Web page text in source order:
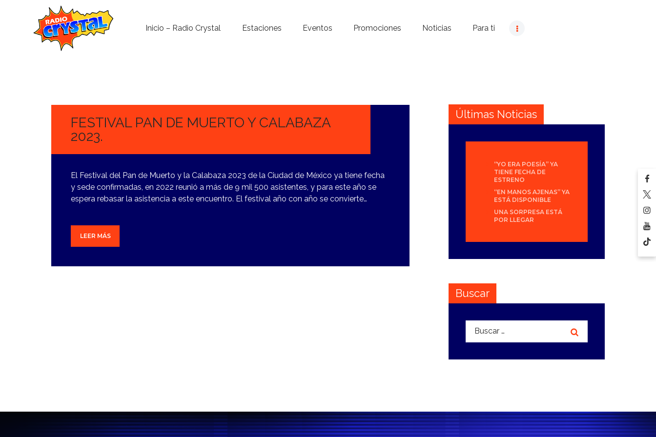
Inicio – Radio Crystal Estaciones Eventos Promociones Noticias Para ti
Noticias
Contacto
FESTIVAL PAN DE MUERTO Y CALABAZA
2023.
El Festival del Pan de Muerto y la Calabaza 2023 de la Ciudad de México ya tiene fecha
y sede confirmadas, en 2022 reunió a más de 9 mil 500 asistentes, y para este año se
espera rebasar la asistencia a este encuentro. El festival año con año se convierte…
LEER MÁS
Últimas Noticias
“YO ERA POESÍA” YA
TIENE FECHA DE
ESTRENO
“EN MANOS AJENAS” YA
ESTÁ DISPONIBLE
UNA SORPRESA ESTÁ
POR LLEGAR
Buscar
Buscar: